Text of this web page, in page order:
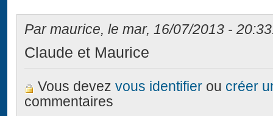
Par maurice, le mar, 16/07/2013 -
Claude et Maurice
Vous devezvous identifier ou créer
commentaires